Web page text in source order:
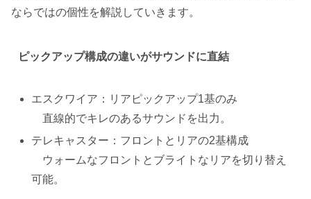
ならではの個性を解説していきます。
ピックアップ構成の違いがサウンドに直結
エスクワイア：リアピックアップ1基のみ
直線的でキレのあるサウンドを出力。
テレキャスター：フロントとリアの2基構成
ウォームなフロントとブライトなリアを切り替え
可能。